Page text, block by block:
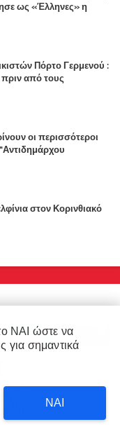
ως «Έλληνες» η
Πόρτο Γερμενού :
από τους
οι περισσότεροι
Μάνδρας-Ειδυλλίας!
στον Κορινθιακό
στάχτη επι
Μητσοτάκη!
experience.
ΝΑΙ ώστε να
για σημαντικά
ΝΑΙ